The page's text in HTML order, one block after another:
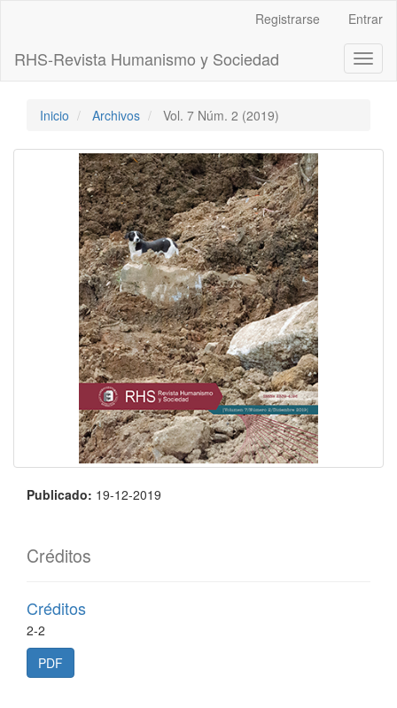
principal
Barra
Registrarse Entrar
RHS-Revista Humanismo y Sociedad
Inicio Archivos Vol. 7 Núm. 2 (2019)
Publicado: 19-12-2019
Créditos
Créditos
2-2
PDF